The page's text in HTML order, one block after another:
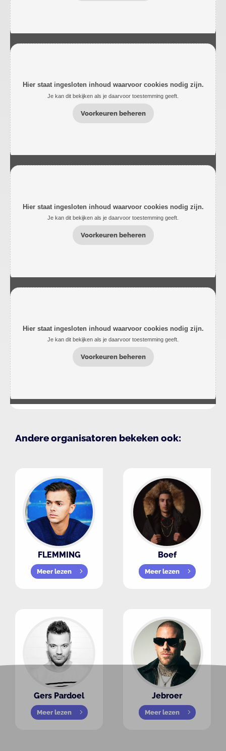
Hier staat ingesloten inhoud waarvoor cookies nodig zijn.
Je kan dit bekijken als je daarvoor toestemming geeft.
Voorkeuren beheren
Hier staat ingesloten inhoud waarvoor cookies nodig zijn.
Je kan dit bekijken als je daarvoor toestemming geeft.
Voorkeuren beheren
Hier staat ingesloten inhoud waarvoor cookies nodig zijn.
Je kan dit bekijken als je daarvoor toestemming geeft.
Voorkeuren beheren
Andere organisatoren bekeken ook:
FLEMMING
Meer lezen
Boef
Meer lezen
Gers Pardoel
Meer lezen
Jebroer
Meer lezen